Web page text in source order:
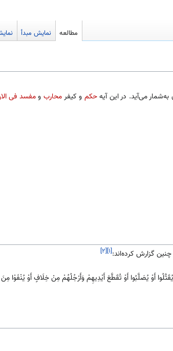
می‌آید. در این آیهحکم و کیفرمحاربومفسد فی
چنین گزارش کرده‌اند:[۱] [۲]
أَوْ يُصَلَّبُوا أَوْ تُقَطَّعَ أَيْدِيهِمْ وَأَرْجُلُهُمْ مِنْ خِلَافٍ أَوْ
مطالعه نمایش مبدأ